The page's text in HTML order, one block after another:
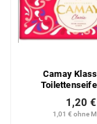
Camay
1,01 € ohne
1,20 €